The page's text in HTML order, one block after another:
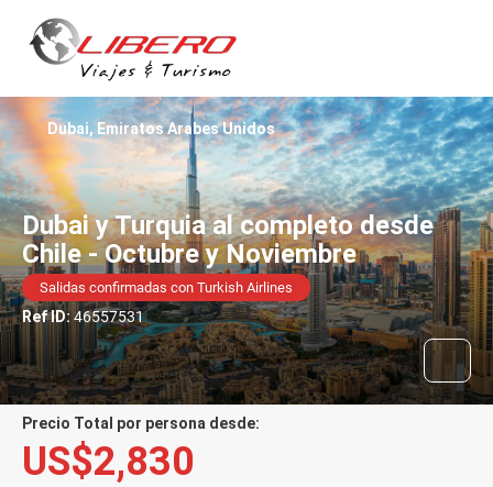
Dubai y Turquia al completo desde
Chile - Octubre y Noviembre
Salidas confirmadas con Turkish Airlines
Ref ID: 46557531
Dubai, Emiratos Arabes Unidos
Precio Total por persona desde:
US$2,830